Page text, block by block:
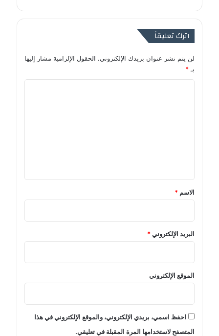
اترك تعليقاً
لن يتم نشر عنوان بريدك الإلكتروني. الحقول الإلزامية مشار إليها
بـ *
*
الاسم *
البريد الإلكتروني*
الموقع الإلكتروني
احفظ اسمي، بريدي الإلكتروني، والموقع الإلكتروني في هذا
المتصفح لاستخدامها المرة المقبلة في تعليقي.